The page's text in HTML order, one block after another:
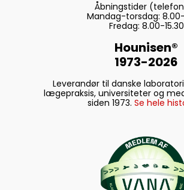
Åbningstider
Mandag-torsdag: 8.00-
Fredag: 8.00-15.30
Hounisen®
1973-2026
Leverandør til danske
lægepraksis, universiteter og
siden 1973. Se hele